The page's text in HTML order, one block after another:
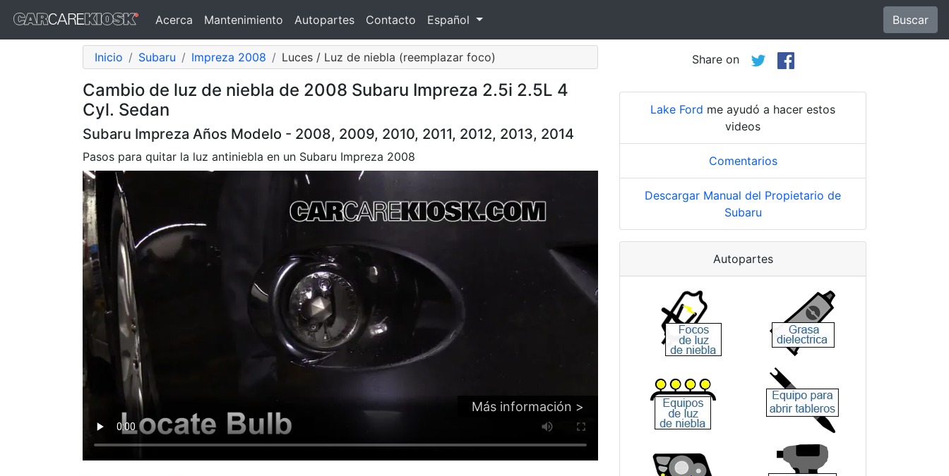
Acerca Mantenimiento Autopartes Contacto Español Buscar
Inicio Subaru Impreza 2008 Luces / Luz de niebla (reemplazar foco)
Cambio de luz de niebla de 2008 Subaru Impreza 2.5i 2.5L 4
Cyl. Sedan
Subaru Impreza Años Modelo - 2008, 2009, 2010, 2011, 2012, 2013, 2014
Pasos para quitar la luz antiniebla en un Subaru Impreza 2008
Más información >
Share on
Lake Ford me ayudó a hacer estos
videos
Comentarios
Descargar Manual del Propietario de
Subaru
Autopartes